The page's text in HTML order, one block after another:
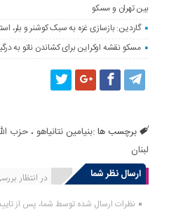
بین تهران و مسکو
گاردین: بازسازی غزه به سبک کوشنر و بلر،
مسکو نقشه اوکراین برای کشاندن ناتو به
برچسب ها :بنیامین نتانیاهو ،حزب
لبنان
ارسال نظر شما
در انتظار انتشار یافته : 0
نظرات ارسال شده توسط شما، پس از